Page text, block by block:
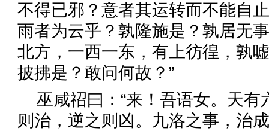
不得已邪？意者其运转而不能自
雨者为云乎？孰隆施是？孰居无
北方，一西一东，有上彷徨，孰
披拂是？敢问何故？”
巫咸祒曰：“来！吾语女。天有
则治，逆之则凶。九洛之事，治